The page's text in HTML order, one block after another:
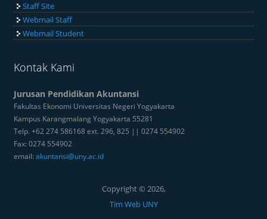
Staff Site
Webmail Staff
Webmail Student
Kontak Kami
Jurusan Pendidikan Akuntansi
Fakultas Ekonomi Universitas Negeri Yogyakarta
Kampus Karangmalang Yogyakarta 55281
Telp. +62 274 586168 ext. 296, 825 || 0274 554902
Fax: 0274 554902
email:akuntansi@uny.ac.id
Copyright © 2026,
Tim Web UNY